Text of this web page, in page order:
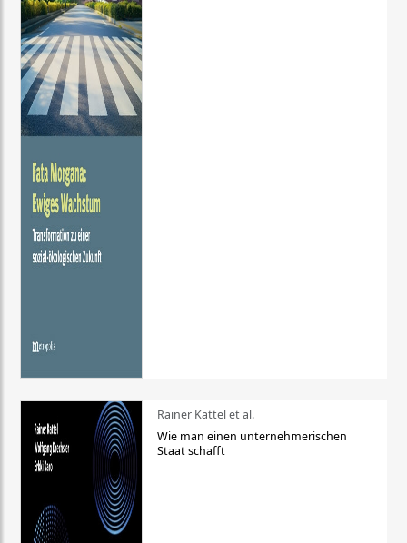
Rainer Kattel et al.
Wie man einen unternehmerischen
Staat schafft